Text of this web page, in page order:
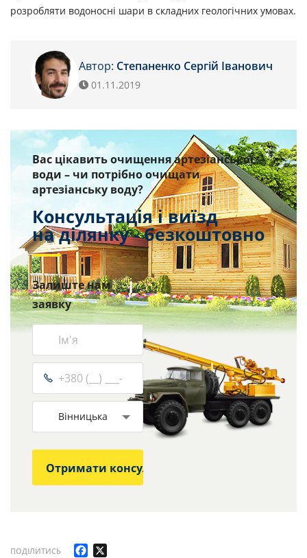
розробляти водоносні шари в складних геологічних умовах.
Автор: Степаненко Сергій Іванович
01.11.2019
Вас цікавить очищення артезіанської
води – чи потрібно очищати
артезіанську воду?
Консультація і виїзд
на ділянку - безкоштовно
Залиште нам
заявку
Вінницька
ПОДІЛИТИСЬ Facebook